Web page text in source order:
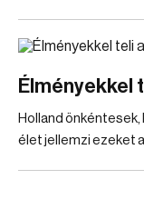
Élményekkel
Holland
élet jellemzi ezeket